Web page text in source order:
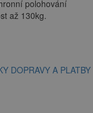
polohování
až 130kg.
DOPRAVY A PLATBY